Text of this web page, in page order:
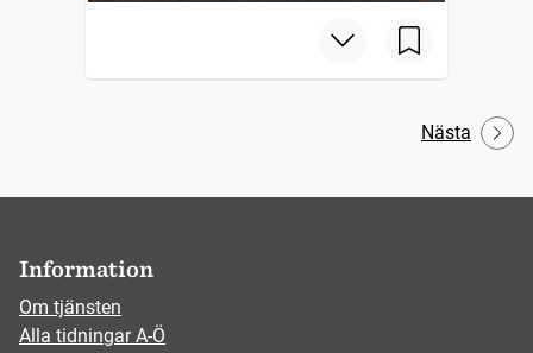
Nästa
Information
Om tjänsten
Alla tidningar A-Ö